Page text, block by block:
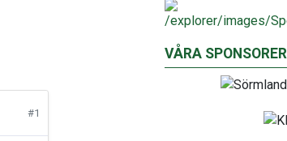
#1
VÅRA SPONSORER